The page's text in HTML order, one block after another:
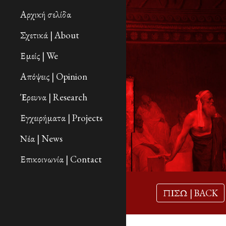
Αρχική σελίδα
Σχετικά | About
Εμείς | We
Απόψεις | Opinion
Έρευνα | Research
Εγχειρήματα | Projects
Νέα | News
Επικοινωνία | Contact
ΠΙΣΩ | BACK